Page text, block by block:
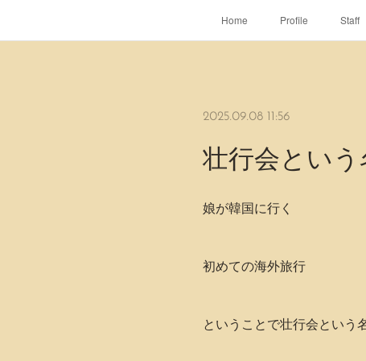
Home Profile Staff
2025.09.08 11:56
壮行会とい
娘が韓国に行く
初めての海外旅行
ということで壮行会という